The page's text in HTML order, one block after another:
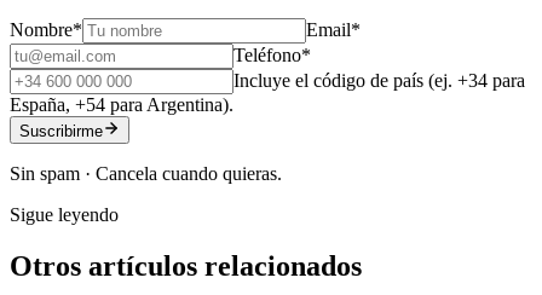
Nombre* Email*
Teléfono*
Incluye el código de país (ej. +34 para
España, +54 para Argentina).
Suscribirme
Sin spam · Cancela cuando quieras.
Sigue leyendo
Otros artículos relacionados